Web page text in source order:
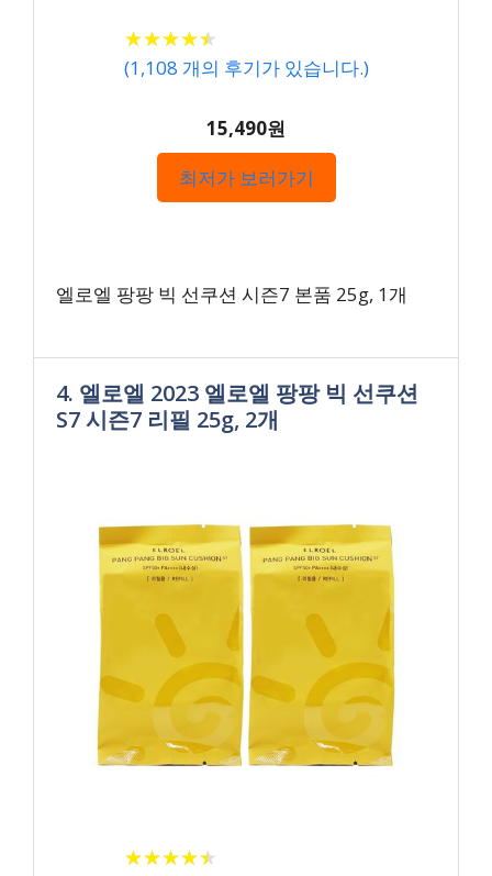
★★★★★
★★★★★
(1,108 개의 후기가 있습니다.)
15,490원
최저가 보러가기
엘로엘 팡팡 빅 선쿠션 시즌7 본품 25g, 1개
4. 엘로엘 2023 엘로엘 팡팡 빅 선쿠션
S7 시즌7 리필 25g, 2개
★★★★★
★★★★★